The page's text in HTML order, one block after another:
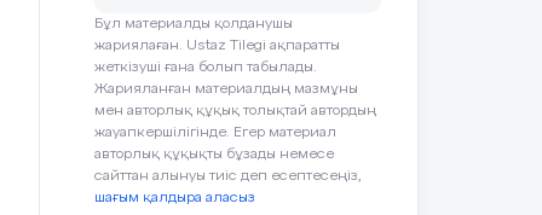
Бұл материалды қолданушы
жариялаған. Ustaz Tilegi ақпаратты
жеткізуші ғана болып табылады.
Жарияланған материалдың мазмұны
мен авторлық құқық толықтай автордың
жауапкершілігінде. Егер материал
авторлық құқықты бұзады немесе
сайттан алынуы тиіс деп есептесеңіз,
шағым қалдыра аласыз